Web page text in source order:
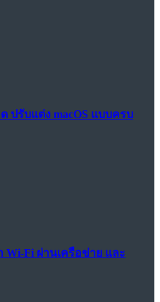
ปรับแต่ง macOS แบบครบ
Wi-Fi ผ่านเครือข่าย และ